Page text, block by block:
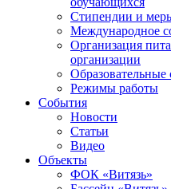
Стипендии и
Международное
Организация
организации
Образовательные
Режимы работы
События
Новости
Статьи
Видео
Объекты
ФОК «Витязь»